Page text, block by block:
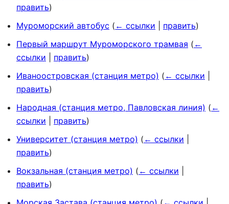
править)
Муроморский автобус ( ← ссылки править)
Первый маршрут Муроморского трамвая ( ←
ссылки
править)
Иваноостровская (станция метро) ( ← ссылки
править)
Народная (станция метро, Павловская линия) ( ←
ссылки
править)
Университет (станция метро) ( ← ссылки
править)
Вокзальная (станция метро) ( ← ссылки
править)